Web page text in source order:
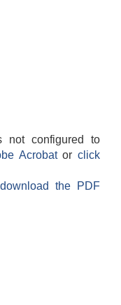
not configured to
Acrobatorclick
the PDF